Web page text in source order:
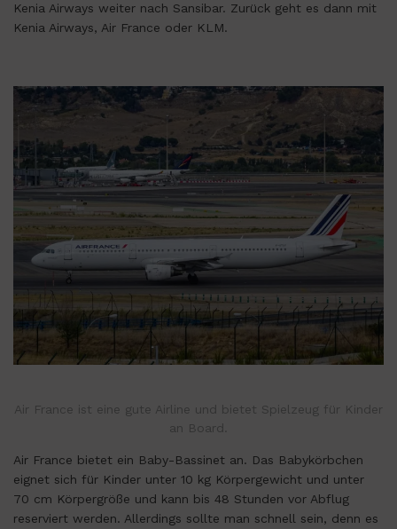
Kenia Airways weiter nach Sansibar. Zurück geht es dann mit
Kenia Airways, Air France oder KLM.
Air France ist eine gute Airline und bietet Spielzeug für Kinder
an Board.
Air France bietet ein Baby-Bassinet an. Das Babykörbchen
eignet sich für Kinder unter 10 kg Körpergewicht und unter
70 cm Körpergröße und kann bis 48 Stunden vor Abflug
reserviert werden. Allerdings sollte man schnell sein, denn es